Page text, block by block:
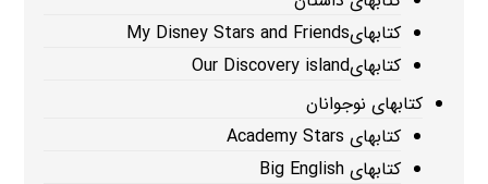
کتابهایMy Disney Stars and Friends
کتابهایOur Discovery island
کتابهای نوجوانان
کتابهای Academy Stars
کتابهای Big English